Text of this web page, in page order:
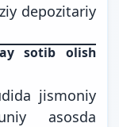
depozitariy
sotib olish
jismoniy
asosda